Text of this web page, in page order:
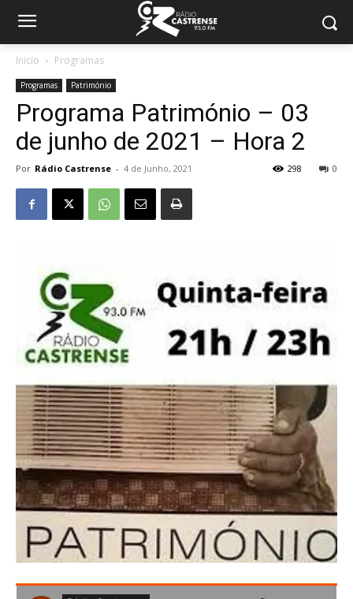
Inicio Programas
Programas Património
Programa Património – 03
de junho de 2021 – Hora 2
Por Rádio Castrense - 4 de Junho, 2021 0
298